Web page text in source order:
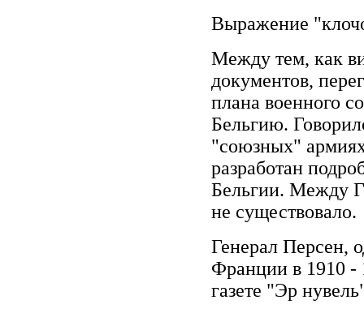
Выражение
Между тем, как
документов,
плана военного
Бельгию.
"союзных"
разработан
Бельгии. Между
не существовало.
Генерал Персен,
Франции в 1910 -
газете "Эр